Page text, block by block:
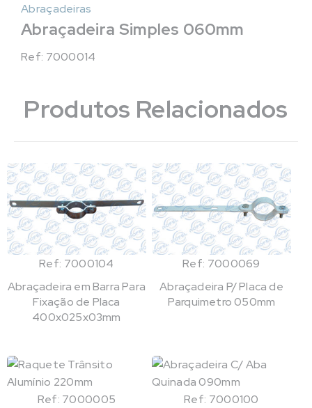
Abraçadeiras
Abraçadeira Simples 060mm
Ref: 7000014
Produtos Relacionados
Ref: 7000104
Abraçadeira em Barra Para
Fixação de Placa
400x025x03mm
Ref: 7000069
Abraçadeira P/ Placa de
Parquimetro 050mm
Ref: 7000005
Ref: 7000100